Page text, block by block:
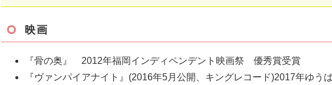
映画
『骨の奥』 2012年福岡インディペンデント映画祭 優秀賞受賞
『ヴァンパイアナイト』(2016年5月公開、キングレコード)2017年ゆう